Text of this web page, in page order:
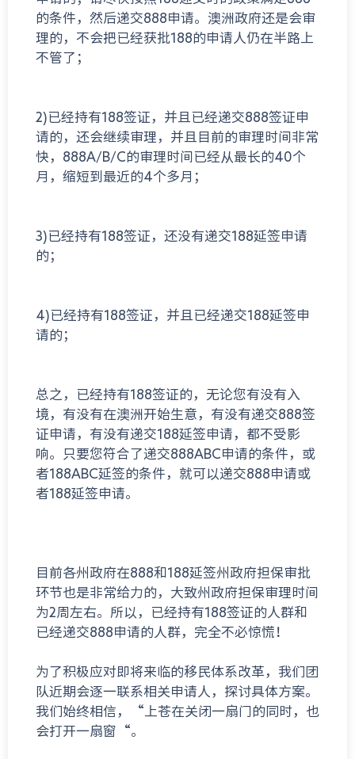
的条件，然后递交888申请。澳洲政府还是会审
理的，不会把已经获批188的申请人仍在半路上
不管了；
2)已经持有188签证，并且已经递交888签证申
请的，还会继续审理，并且目前的审理时间非常
快，888A/B/C的审理时间已经从最长的40个
月，缩短到最近的4个多月；
3)已经持有188签证，还没有递交188延签申请
的；
4)已经持有188签证，并且已经递交188延签申
请的；
总之，已经持有188签证的，无论您有没有入
境，有没有在澳洲开始生意，有没有递交888签
证申请，有没有递交188延签申请，都不受影
响。只要您符合了递交888ABC申请的条件，或
者188ABC延签的条件，就可以递交888申请或
者188延签申请。
目前各州政府在888和188延签州政府担保审批
环节也是非常给力的，大致州政府担保审理时间
为2周左右。所以，已经持有188签证的人群和
已经递交888申请的人群，完全不必惊慌！
为了积极应对即将来临的移民体系改革，我们团
队近期会逐一联系相关申请人，探讨具体方案。
我们始终相信，“上苍在关闭一扇门的同时，也
会打开一扇窗“。